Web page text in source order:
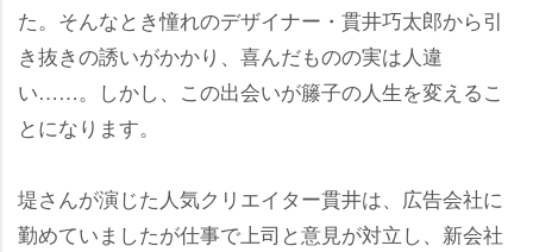
た。そんなとき憧れのデザイナー・貫井巧太郎から引
き抜きの誘いがかかり、喜んだものの実は人違
い……。しかし、この出会いが籐子の人生を変えるこ
とになります。
堤さんが演じた人気クリエイター貫井は、広告会社に
勤めていましたが仕事で上司と意見が対立し、新会社